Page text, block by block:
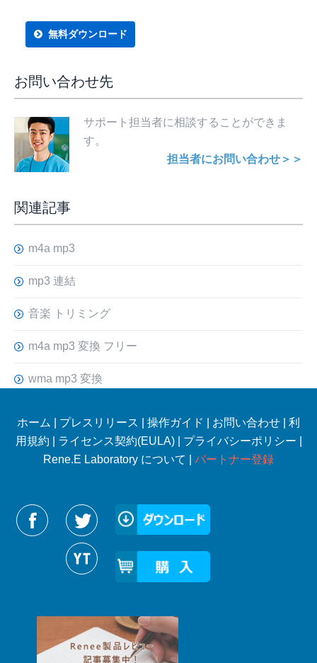
無料ダウンロード
お問い合わせ先
サポート担当者に相談することができま
す。
担当者にお問い合わせ＞＞
関連記事
m4a mp3
mp3 連結
音楽 トリミング
m4a mp3 変換 フリー
wma mp3 変換
ホーム プレスリリース 操作ガイド お問い合わせ
利
用規約
ライセンス契約(EULA)| プライバシーポリシー
Rene.E Laboratory について | パートナー登録
Reneelabをフォローする